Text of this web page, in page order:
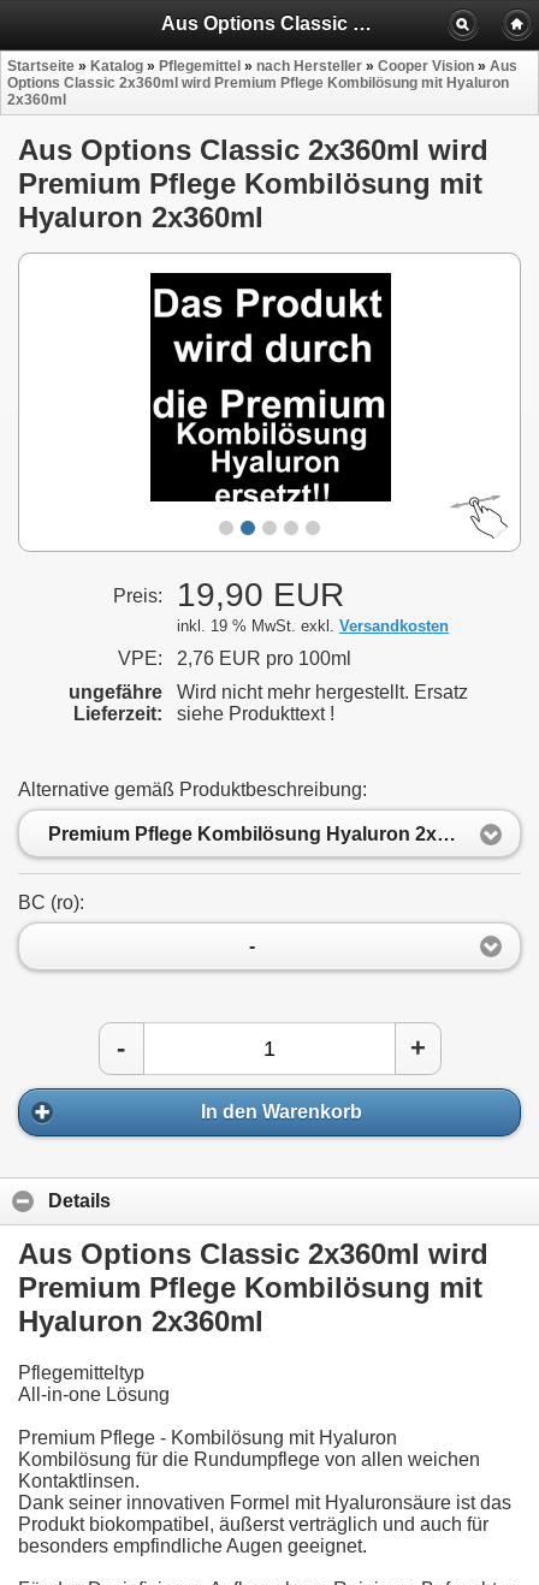
Aus Options Classic 2x360ml wird Premium Pflege Kombilösung mit Hyaluron 2x360ml
Startseite » Katalog » Pflegemittel » nach Hersteller » Cooper Vision » Aus
Options Classic 2x360ml wird Premium Pflege Kombilösung mit Hyaluron
2x360ml
Aus Options Classic 2x360ml wird
Premium Pflege Kombilösung mit
Hyaluron 2x360ml
Preis: 19,90 EUR
inkl. 19 % MwSt. exkl. Versandkosten
VPE:
2,76 EUR pro 100ml
ungefähre
Lieferzeit:
Wird nicht mehr hergestellt. Ersatz
siehe Produkttext !
Alternative gemäß Produktbeschreibung:
Premium Pflege Kombilösung Hyaluron 2x360ml
BC (rο):
-
- +
In den Warenkorb
Details
Aus Options Classic 2x360ml wird
Premium Pflege Kombilösung mit
Hyaluron 2x360ml
Pflegemitteltyp
All-in-one Lösung
Premium Pflege - Kombilösung mit Hyaluron
Kombilösung für die Rundumpflege von allen weichen
Kontaktlinsen.
Dank seiner innovativen Formel mit Hyaluronsäure ist das
Produkt biokompatibel, äußerst verträglich und auch für
besonders empfindliche Augen geeignet.